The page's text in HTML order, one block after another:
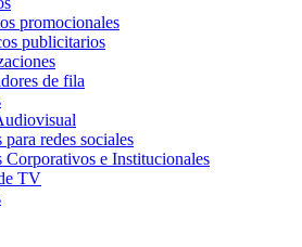
promocionales
publicitarios
de fila
para redes sociales
Corporativos e Institucionales
TV